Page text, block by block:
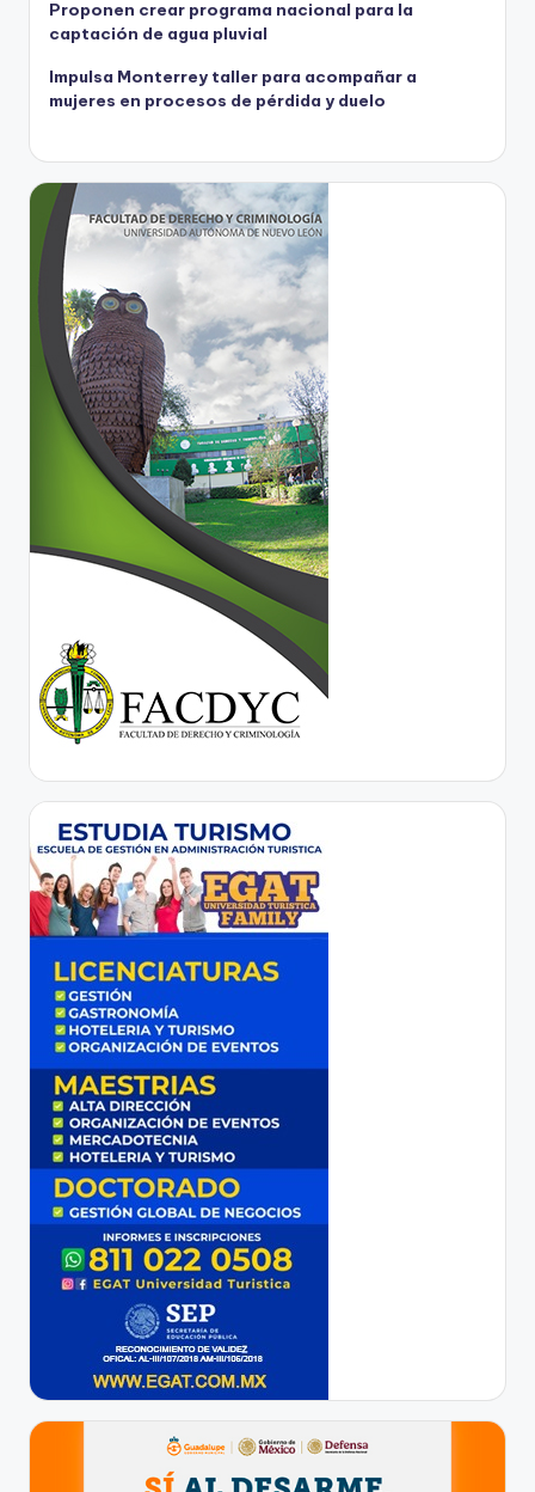
Proponen crear programa nacional para la
captación de agua pluvial
Impulsa Monterrey taller para acompañar a
mujeres en procesos de pérdida y duelo